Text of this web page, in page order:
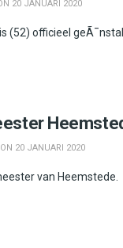
20 JANUARI 2020
(52) officieel
20 JANUARI 2020
van Heemstede.